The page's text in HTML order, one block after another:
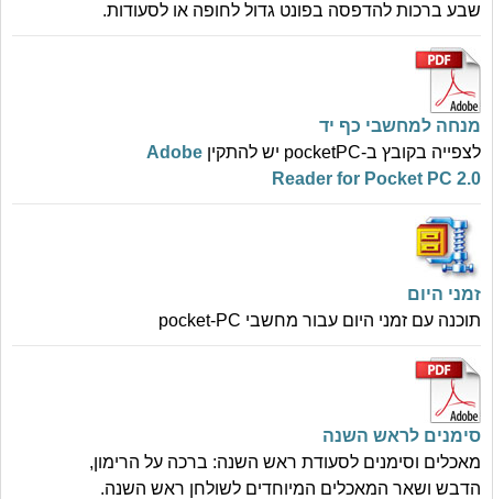
שבע ברכות להדפסה בפונט גדול לחופה או לסעודות.
מנחה למחשבי כף יד
לצפייה בקובץ ב-pocketPC יש להתקין
Adobe
Reader for Pocket PC 2.0
זמני היום
תוכנה עם זמני היום עבור מחשבי pocket-PC
סימנים לראש השנה
מאכלים וסימנים לסעודת ראש השנה: ברכה על הרימון,
הדבש ושאר המאכלים המיוחדים לשולחן ראש השנה.